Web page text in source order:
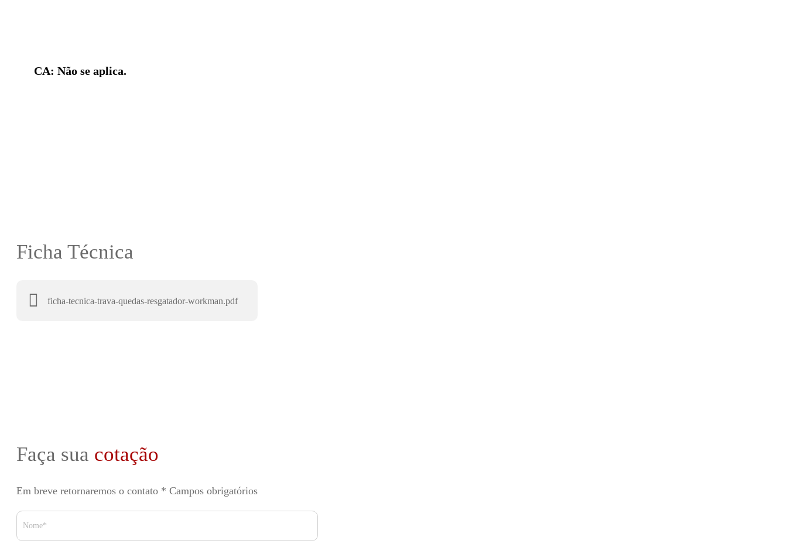
CA: Não se aplica.
Ficha Técnica
ficha-tecnica-trava-quedas-resgatador-workman.pdf
Faça sua cotação
Em breve retornaremos o contato * Campos obrigatórios
Nome*